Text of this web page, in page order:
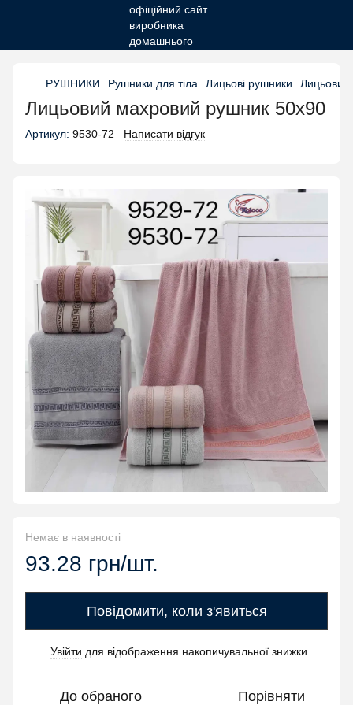
РУШНИКИ Рушники для тіла Лицьові рушники
Лицьовий махровий рушник 50х90
Артикул: 9530-72 Написати відгук
Немає в наявності
93.28 грн/шт.
Повідомити, коли з'явиться
Увійти для відображення накопичувальної знижки
До обраного Порівняти